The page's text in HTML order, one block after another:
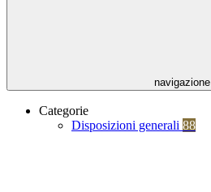
navigazione
Categorie
Disposizioni generali 88